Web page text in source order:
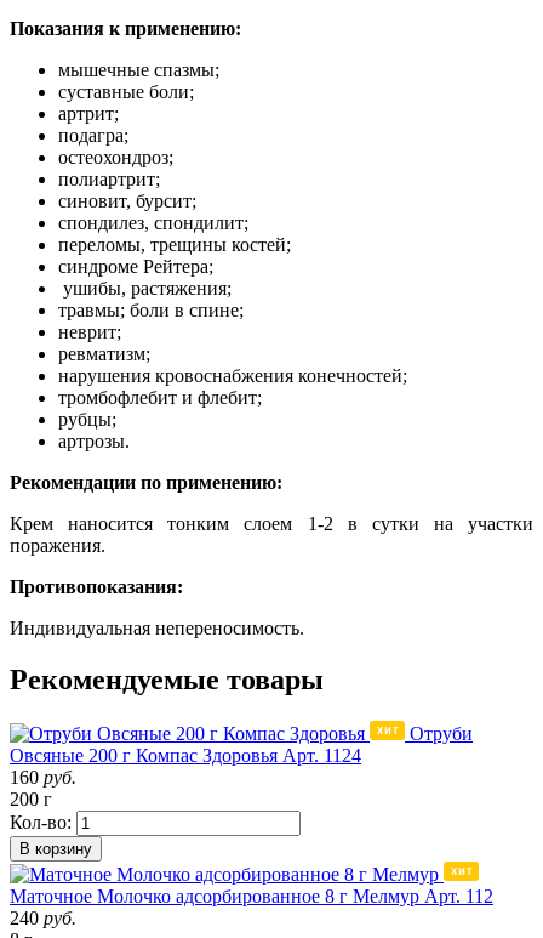
Показания к применению:
мышечные спазмы;
суставные боли;
артрит;
подагра;
остеохондроз;
полиартрит;
синовит, бурсит;
спондилез, спондилит;
переломы, трещины костей;
синдроме Рейтера;
ушибы, растяжения;
травмы; боли в спине;
неврит;
ревматизм;
нарушения кровоснабжения конечностей;
тромбофлебит и флебит;
рубцы;
артрозы.
Рекомендации по применению:
Крем наносится тонким слоем 1-2 в сутки на участки
поражения.
Противопоказания:
Индивидуальная непереносимость.
Рекомендуемые товары
Отруби
Овсяные 200 г Компас Здоровья Арт. 1124
160 руб.
200 г
Кол-во:
В корзину
Маточное Молочко адсорбированное 8 г Мелмур Арт. 112
240 руб.